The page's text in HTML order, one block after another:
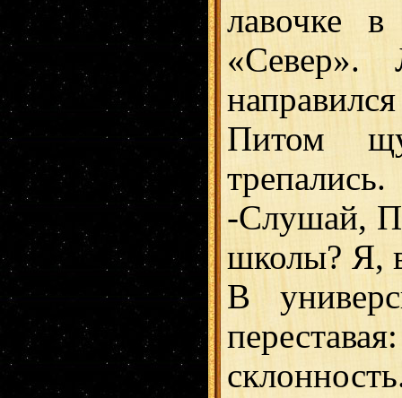
лавочке
«Север».
Питом
трепались.
-Слушай,
школы? Я,
В